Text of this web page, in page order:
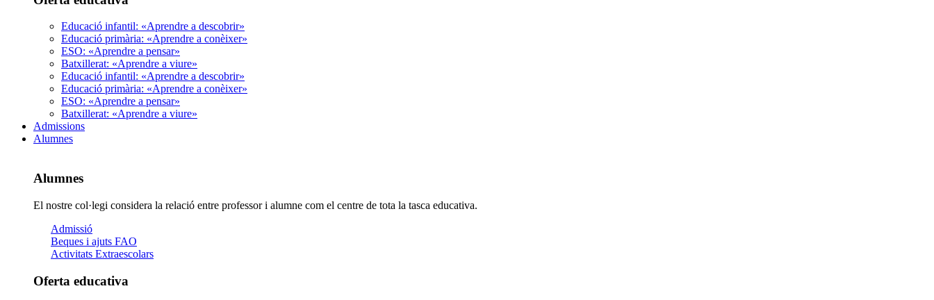
Educació infantil: «Aprendre a descobrir»
Educació primària: «Aprendre a conèixer»
ESO: «Aprendre a pensar»
Batxillerat: «Aprendre a viure»
Educació infantil: «Aprendre a descobrir»
Educació primària: «Aprendre a conèixer»
ESO: «Aprendre a pensar»
Batxillerat: «Aprendre a viure»
Admissions
Alumnes
Alumnes
El nostre col·legi considera la relació entre professor i alumne com el centre de tota la tasca educativa.
Admissió
Beques i ajuts FAO
Activitats Extraescolars
Oferta educativa